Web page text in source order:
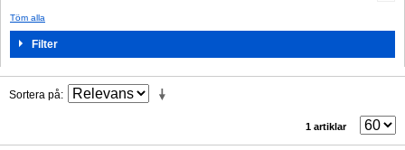
Töm alla
Filter
Sortera på
1 artiklar